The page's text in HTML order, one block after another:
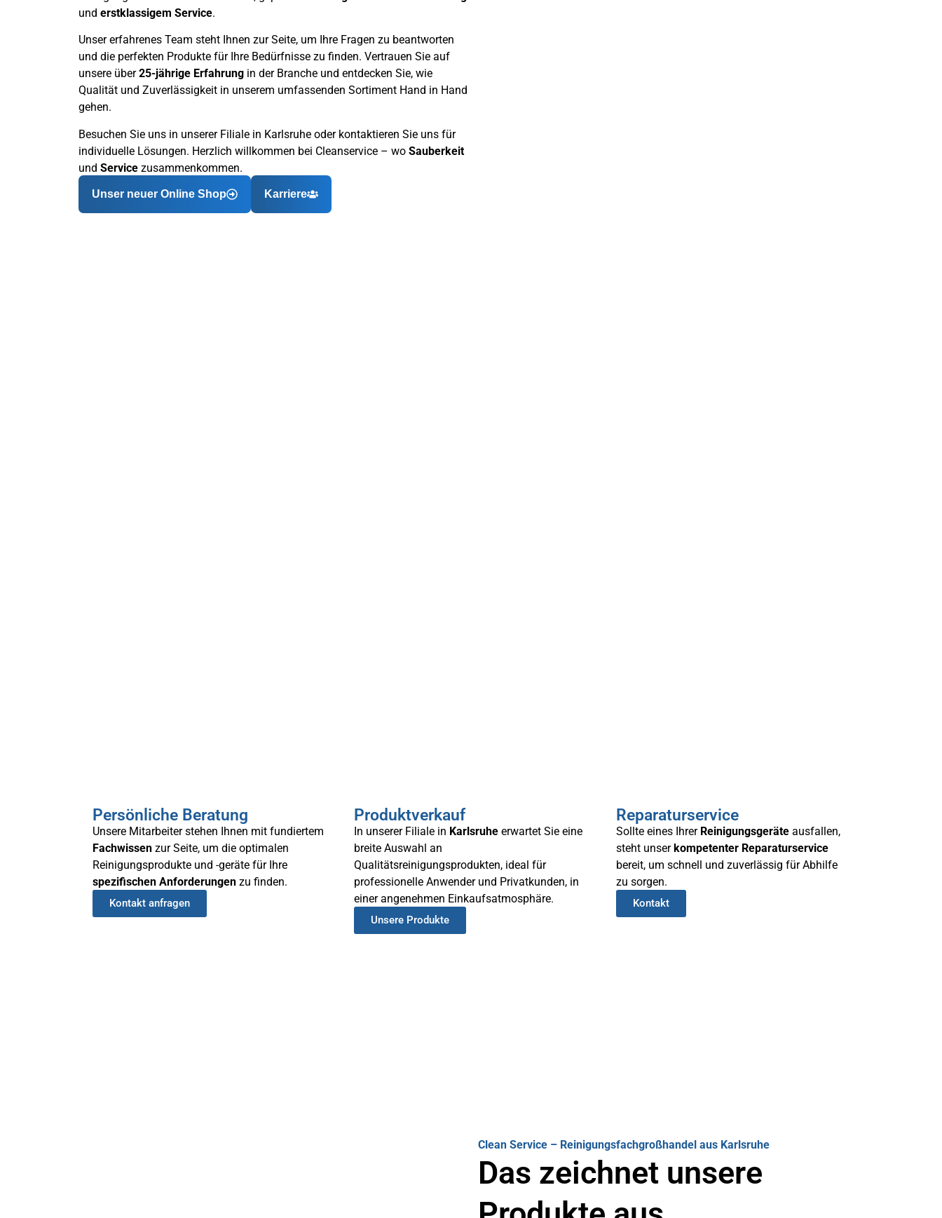
und erstklassigem Service.
Unser erfahrenes Team steht Ihnen zur Seite, um Ihre Fragen zu beantworten
und die perfekten Produkte für Ihre Bedürfnisse zu finden. Vertrauen Sie auf
unsere über25-jährige Erfahrung in der Branche und entdecken Sie, wie
Qualität und Zuverlässigkeit in unserem umfassenden Sortiment Hand in Hand
gehen.
Besuchen Sie uns in unserer Filiale in Karlsruhe oder kontaktieren Sie uns für
individuelle Lösungen. Herzlich willkommen bei Cleanservice – wo Sauberkeit
und Service zusammenkommen.
Unser neuer Online Shop Karriere
Persönliche Beratung
Unsere Mitarbeiter stehen Ihnen mit fundiertem
Fachwissen zur Seite, um die optimalen
Reinigungsprodukte und -geräte für Ihre
spezifischen Anforderungen zu finden.
Kontakt anfragen
Produktverkauf
In unserer Filiale in Karlsruhe erwartet Sie eine
breite Auswahl an
Qualitätsreinigungsprodukten, ideal für
professionelle Anwender und Privatkunden, in
einer angenehmen Einkaufsatmosphäre.
Unsere Produkte
Reparaturservice
Sollte eines Ihrer Reinigungsgeräteausfallen,
steht unserkompetenter Reparaturservice
bereit, um schnell und zuverlässig für Abhilfe
zu sorgen.
Kontakt
Clean Service – Reinigungsfachgroßhandel aus Karlsruhe
Das zeichnet unsere